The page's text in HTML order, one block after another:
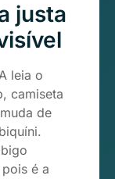
justa
leia o
camiseta
de
é a